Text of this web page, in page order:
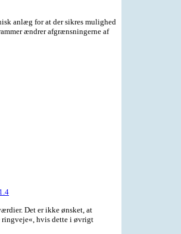
anlæg for at der sikres mulighed
ændrer afgrænsningerne af
Det er ikke ønsket, at
ringveje«, hvis dette i øvrigt